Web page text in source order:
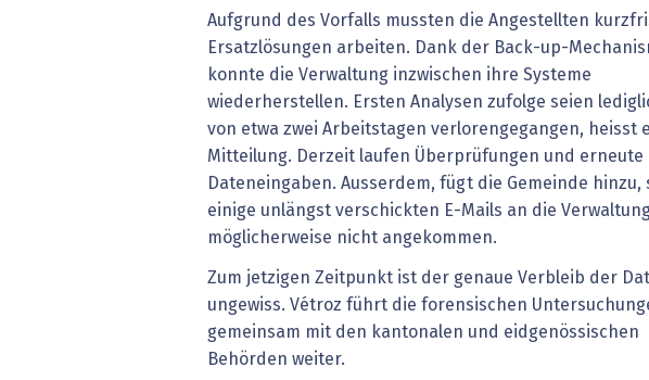
Aufgrund des Vorfalls mussten die Angestellten
Ersatzlösungen arbeiten. Dank der Back-up-
konnte die Verwaltung inzwischen ihre Systeme
wiederherstellen. Ersten Analysen zufolge seien
von etwa zwei Arbeitstagen verlorengegangen, heisst
Mitteilung. Derzeit laufen Überprüfungen und erneute
Dateneingaben. Ausserdem, fügt die Gemeinde hinzu,
einige unlängst verschickten E-Mails an die
möglicherweise nicht angekommen.
Zum jetzigen Zeitpunkt ist der genaue Verbleib der
ungewiss. Vétroz führt die forensischen
gemeinsam mit den kantonalen und eidgenössischen
Behörden weiter.